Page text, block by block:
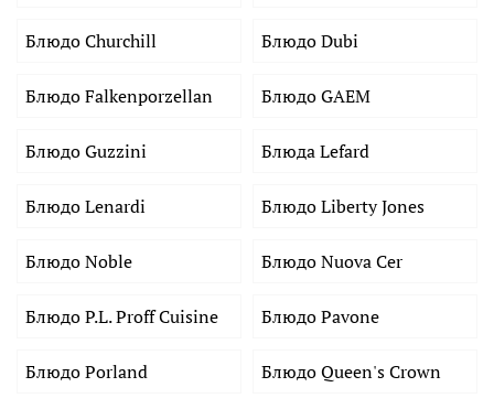
Блюдо Churchill Блюдо Dubi
Блюдо Falkenporzellan Блюдо GAEM
Блюдо Guzzini Блюда Lefard
Блюдо Lenardi Блюдо Liberty Jones
Блюдо Noble Блюдо Nuova Cer
Блюдо P.L. Proff Cuisine Блюдо Pavone
Блюдо Porland Блюдо Queen's Crown